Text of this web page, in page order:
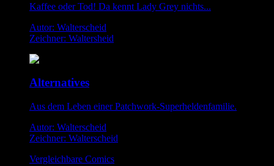
Kaffee oder Tod! Da kennt Lady Grey nichts...
Autor: Walterscheid
Zeichner: Waltersheid
Alternatives
Aus dem Leben einer Patchwork-Superheldenfamilie.
Autor: Walterscheid
Zeichner: Walterscheid
Vergleichbare Comics